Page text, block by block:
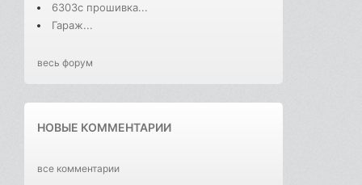
6303с прошивка...
Гараж...
весь форум
НОВЫЕ КОММЕНТАРИИ
все комментарии